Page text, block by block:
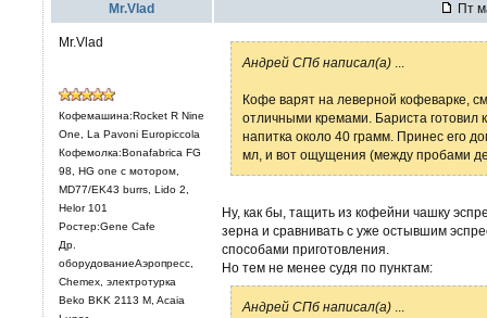
Mr.Vlad Пт
Mr.Vlad
Кофемашина:Rocket R Nine
One, La Pavoni Europiccola
Кофемолка:Bonafabrica FG
98, HG one с мотором,
MD77/EK43 burrs, Lido 2,
Helor 101
Ростер:Gene Cafe
Др.
оборудованиеАэропресс,
Chemex, электротурка
Beko BKK 2113 M, Acaia
Андрей СПб написал(а)
Кофе варят на леверной кофеварке,
отличными кремами. Бариста готовил
напитка около 40 грамм. Принес его
мл, и вот ощущения (между пробами
Ну, как бы, тащить из кофейни чашку
зерна и сравнивать с уже остывшим
способами приготовления.
Но тем не менее судя по пунктам:
Андрей СПб написал(а)